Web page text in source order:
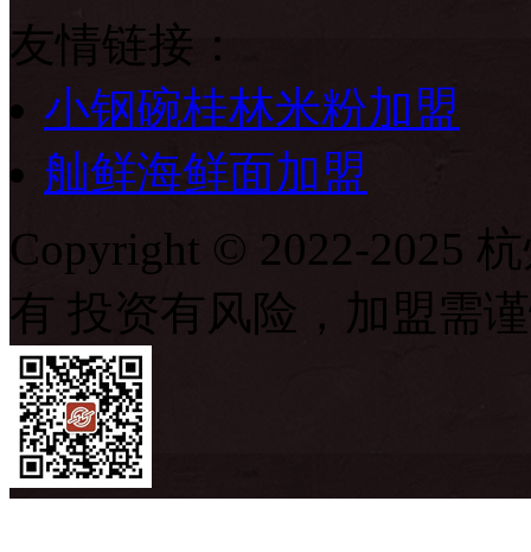
友情链接：
小钢碗桂林米粉加盟
舢鲜海鲜面加盟
Copyright © 2022-2025
有 投资有风险，加盟需